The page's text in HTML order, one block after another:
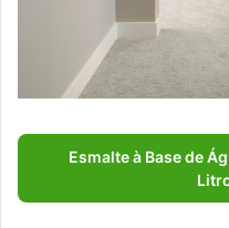
Esmalte à Base de